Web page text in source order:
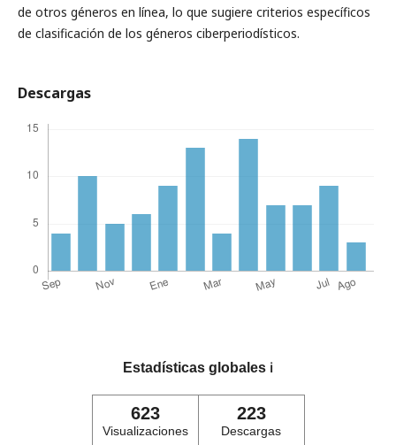
de otros géneros en línea, lo que sugiere criterios específicos
de clasificación de los géneros ciberperiodísticos.
Descargas
Estadísticas globales ℹ️
623
Visualizaciones
223
Descargas